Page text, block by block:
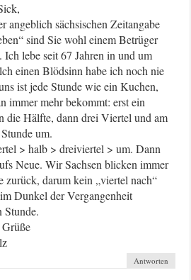
angeblich sächsischen Zeitangabe
sind Sie wohl einem Betrüger
Ich lebe seit 67 Jahren in und um
einen Blödsinn habe ich noch nie
ist jede Stunde wie ein Kuchen,
immer mehr bekommt: erst ein
die Hälfte, dann drei Viertel und am
um.
> halb > dreiviertel > um. Dann
Neue. Wir Sachsen blicken immer
zurück, darum kein „viertel nach“
Dunkel der Vergangenheit
Stunde.
Antworten